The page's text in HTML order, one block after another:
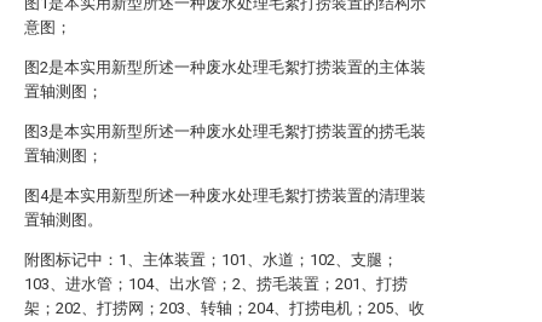
意图；
图2是本实用新型所述一种废水处理毛絮打捞装置的主体装
置轴测图；
图3是本实用新型所述一种废水处理毛絮打捞装置的捞毛装
置轴测图；
图4是本实用新型所述一种废水处理毛絮打捞装置的清理装
置轴测图。
附图标记中：1、主体装置；101、水道；102、支腿；
103、进水管；104、出水管；2、捞毛装置；201、打捞
架；202、打捞网；203、转轴；204、打捞电机；205、收